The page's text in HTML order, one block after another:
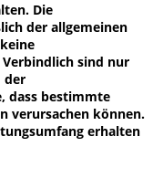
Die
der allgemeinen
sind nur
der
dass bestimmte
verursachen können.
erhalten